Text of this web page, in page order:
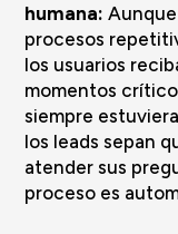
humana:
procesos
los usuarios
momentos
siempre
los leads sepan
atender sus
proceso es